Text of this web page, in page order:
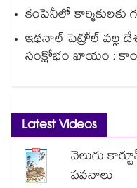
కంపెనీలో కార్మికులకు
ఇథనాల్ పెట్రోల్ వల్ల
సంక్షోభం ఖాయం :
Latest Videos
వెలుగు
పవనాలు